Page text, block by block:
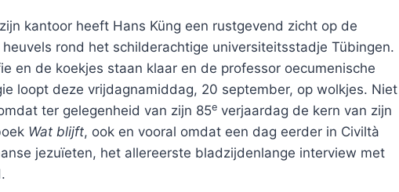
kantoor heeft Hans Küng een rustgevend zicht op de
heuvels rond het schilderachtige universiteitsstadje Tübingen.
en de koekjes staan klaar en de professor oecumenische
loopt deze vrijdagnamiddag, 20 september, op wolkjes. Niet
ter gelegenheid van zijn 85e verjaardag de kern van zijn
Wat blijft, ook en vooral omdat een dag eerder in Civiltà
jezuïeten, het allereerste bladzijdenlange interview met